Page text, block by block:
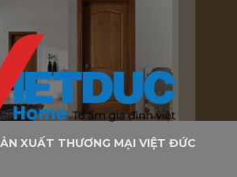
XUẤT THƯƠNG MẠI VIỆT ĐỨC